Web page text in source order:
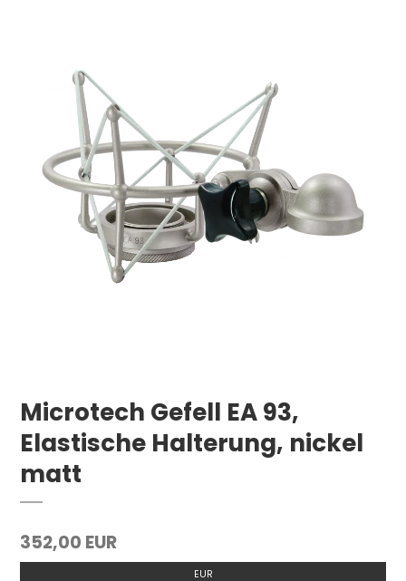
Microtech Gefell EA 93,
Elastische Halterung, nickel
matt
352,00 EUR
EUR